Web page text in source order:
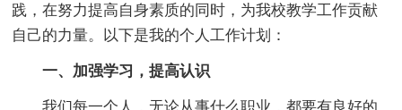
践，在努力提高自身素质的同时，为我校教学工作贡献
自己的力量。以下是我的个人工作计划：
一、加强学习，提高认识